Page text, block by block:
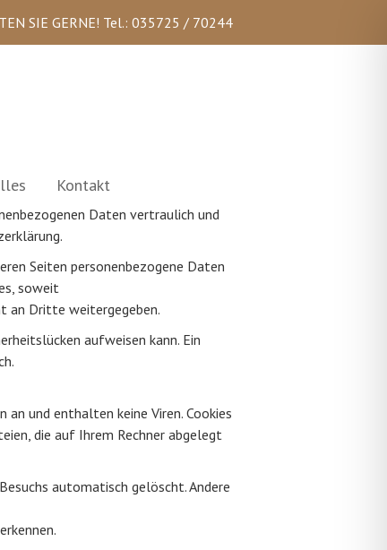
SIE GERNE! Tel.: 035725 / 70244
Kontakt
Daten vertraulich und
Seiten personenbezogene Daten
soweit
an Dritte weitergegeben.
aufweisen kann. Ein
und enthalten keine Viren. Cookies
die auf Ihrem Rechner abgelegt
automatisch gelöscht. Andere